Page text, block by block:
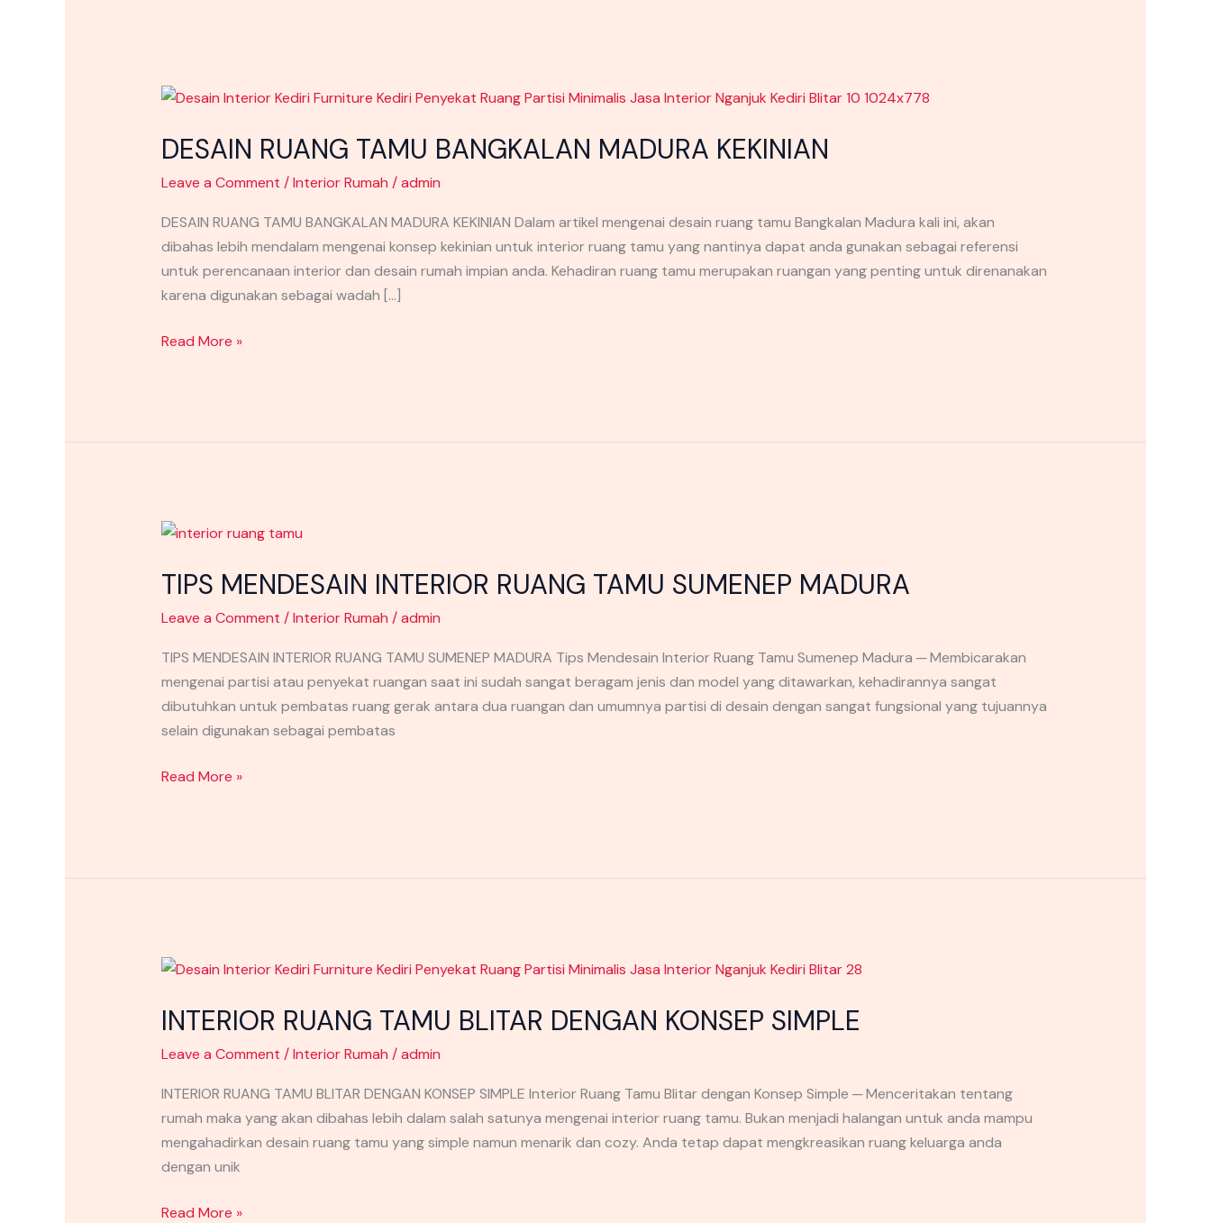
DESAIN RUANG TAMU BANGKALAN MADURA KEKINIAN
Leave a Comment /Interior Rumah /admin
DESAIN RUANG TAMU BANGKALAN MADURA KEKINIAN Dalam artikel mengenai desain ruang tamu Bangkalan Madura kali ini, akan
dibahas lebih mendalam mengenai konsep kekinian untuk interior ruang tamu yang nantinya dapat anda gunakan sebagai referensi
untuk perencanaan interior dan desain rumah impian anda. Kehadiran ruang tamu merupakan ruangan yang penting untuk direnanakan
karena digunakan sebagai wadah […]
DESAIN
TAMU
MADURA
KEKINIAN
Read More »
TIPS MENDESAIN INTERIOR RUANG TAMU SUMENEP MADURA
Leave a Comment /Interior Rumah /admin
TIPS MENDESAIN INTERIOR RUANG TAMU SUMENEP MADURA Tips Mendesain Interior Ruang Tamu Sumenep Madura ─ Membicarakan
mengenai partisi atau penyekat ruangan saat ini sudah sangat beragam jenis dan model yang ditawarkan, kehadirannya sangat
dibutuhkan untuk pembatas ruang gerak antara dua ruangan dan umumnya partisi di desain dengan sangat fungsional yang tujuannya
selain digunakan sebagai pembatas
TIPS
INTERIOR
TAMU
SUMENEP
MADURA
Read More »
INTERIOR RUANG TAMU BLITAR DENGAN KONSEP SIMPLE
Leave a Comment /Interior Rumah /admin
INTERIOR RUANG TAMU BLITAR DENGAN KONSEP SIMPLE Interior Ruang Tamu Blitar dengan Konsep Simple ─ Menceritakan tentang
rumah maka yang akan dibahas lebih dalam salah satunya mengenai interior ruang tamu. Bukan menjadi halangan untuk anda mampu
mengahadirkan desain ruang tamu yang simple namun menarik dan cozy. Anda tetap dapat mengkreasikan ruang keluarga anda
dengan unik
INTERIOR
TAMU
DENGAN
KONSEP
SIMPLE
Read More »